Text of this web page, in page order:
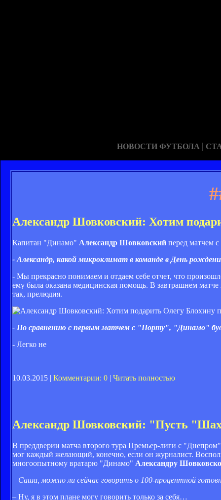
НОВОСТИ ФУТБОЛА |
Александр Шовковский: Хотим
Капитан "Динамо" Александр Шовковский перед матчем
- Александр, какой микроклимат в команде в День
- Мы прекрасно понимаем и отдаем себе отчет, что
ему была оказана медицинская помощь. В завтрашнем
так, прелюдия.
- По сравнению с первым матчем с "Порту", "Динамо"
- Легко не
10.03.2015 | Комментарии: 0 | Читать полностью
Александр Шовковский: "Пусть
В преддверии матча второго тура Премьер-лиги с
мог каждый желающий, конечно, если он журналист.
многоопытному вратарю "Динамо" Александру
– Саша, можно ли сейчас говорить о 100-процентной
– Ну, я в этом плане могу говорить только за себя…